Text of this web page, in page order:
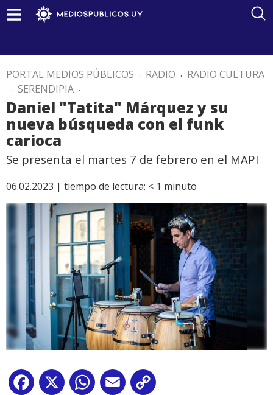
PORTAL MEDIOS PÚBLICOS . RADIO . RADIO CULTURA
. SERENDIPIA .
Daniel "Tatita" Márquez y su
nueva búsqueda con el funk
carioca
Se presenta el martes 7 de febrero en el MAPI
06.02.2023 | tiempo de lectura: < 1 minuto
Facebook
X WhatsApp
Email